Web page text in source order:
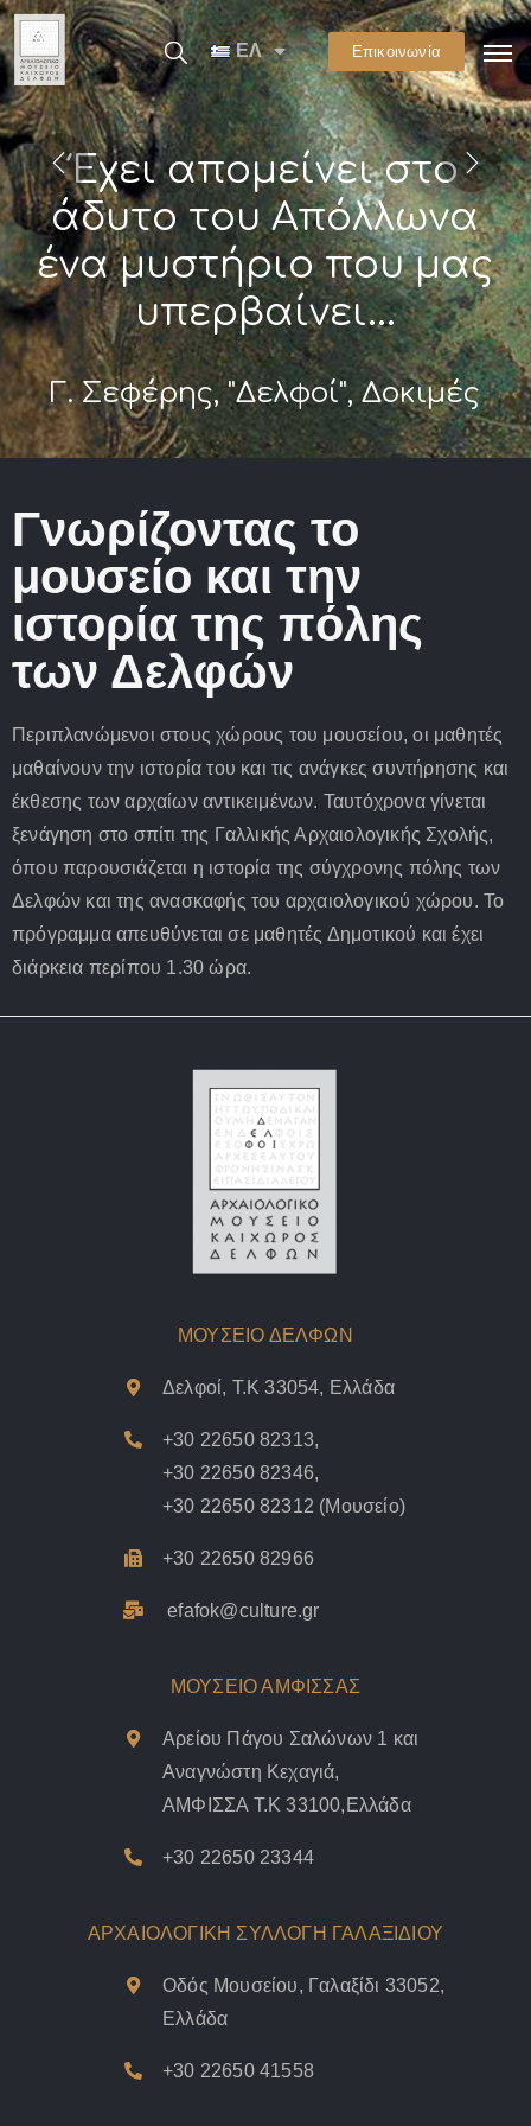
ΕΛ Επικοινωνία
Έχει απομείνει στο
άδυτο του Απόλλωνα
ένα μυστήριο που μας
υπερβαίνει...
Γ. Σεφέρης, "Δελφοί", Δοκιμές
Γνωρίζοντας το
μουσείο και την
ιστορία της πόλης
των Δελφών
Περιπλανώμενοι στους χώρους του μουσείου, οι μαθητές
μαθαίνουν την ιστορία του και τις ανάγκες συντήρησης και
έκθεσης των αρχαίων αντικειμένων. Ταυτόχρονα γίνεται
ξενάγηση στο σπίτι της Γαλλικής Αρχαιολογικής Σχολής,
όπου παρουσιάζεται η ιστορία της σύγχρονης πόλης των
Δελφών και της ανασκαφής του αρχαιολογικού χώρου. Το
πρόγραμμα απευθύνεται σε μαθητές Δημοτικού και έχει
διάρκεια περίπου 1.30 ώρα.
ΜΟΥΣΕΙΟ ΔΕΛΦΩΝ
Δελφοί, Τ.Κ 33054, Ελλάδα
+30 22650 82313,
+30 22650 82346,
+30 22650 82312 (Μουσείο)
+30 22650 82966
efafok@culture.gr
ΜΟΥΣΕΙΟ ΑΜΦΙΣΣΑΣ
Αρείου Πάγου Σαλώνων 1 και
Αναγνώστη Κεχαγιά,
ΑΜΦΙΣΣΑ Τ.Κ 33100,Ελλάδα
+30 22650 23344
ΑΡΧΑΙΟΛΟΓΙΚΗ ΣΥΛΛΟΓΗ ΓΑΛΑΞΙΔΙΟΥ
Οδός Μουσείου, Γαλαξίδι 33052,
Ελλάδα
+30 22650 41558